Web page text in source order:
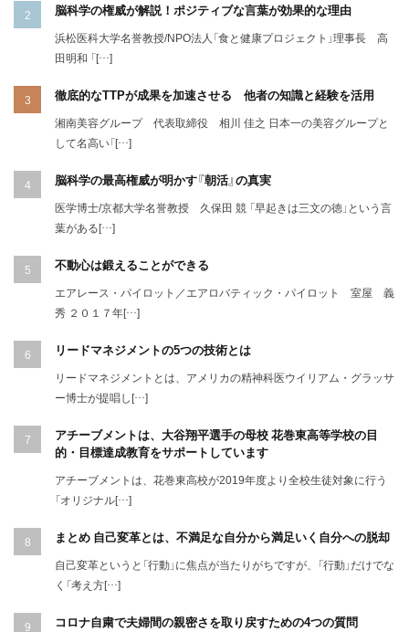
脳科学の権威が解説！ポジティブな言葉が効果的な理由
浜松医科大学名誉教授/NPO法人「食と健康プロジェクト」理事長 高
田明和 「[…]
徹底的なTTPが成果を加速させる 他者の知識と経験を活用
湘南美容グループ 代表取締役 相川 佳之 日本一の美容グループと
して名高い「[…]
脳科学の最高権威が明かす『朝活』の真実
医学博士/京都大学名誉教授 久保田 競 「早起きは三文の徳」という言
葉がある[…]
不動心は鍛えることができる
エアレース・パイロット／エアロバティック・パイロット 室屋 義
秀 ２０１７年[…]
リードマネジメントの5つの技術とは
リードマネジメントとは、アメリカの精神科医ウイリアム・グラッサ
ー博士が提唱し[…]
アチーブメントは、大谷翔平選手の母校 花巻東高等学校の目
的・目標達成教育をサポートしています
アチーブメントは、花巻東高校が2019年度より全校生徒対象に行う
「オリジナル[…]
まとめ 自己変革とは、不満足な自分から満足いく自分への脱却
自己変革というと「行動」に焦点が当たりがちですが、「行動」だけでな
く「考え方[…]
コロナ自粛で夫婦間の親密さを取り戻すための4つの質問